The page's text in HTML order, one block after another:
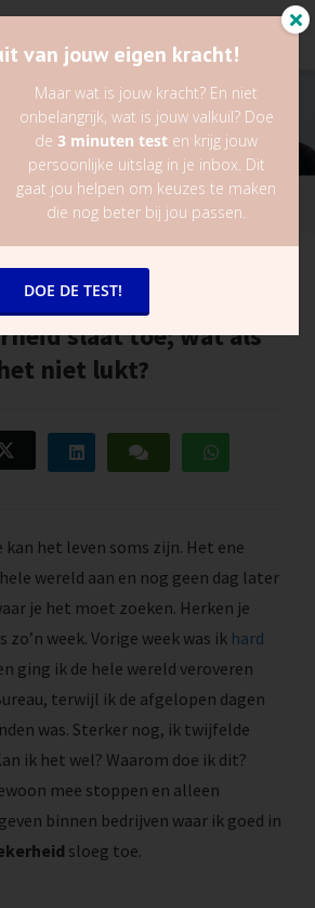
Lieke van der Zanden
december 2022 inGouden tips
slaat toe; wat als
niet lukt?
kan het leven soms zijn. Het ene
wereld aan en nog geen dag later
je het moet zoeken. Herken je
zo’n week. Vorige week was ik hard
ging ik de hele wereld veroveren
terwijl ik de afgelopen dagen
was. Sterker nog, ik twijfelde
ik het wel? Waarom doe ik dit?
mee stoppen en alleen
binnen bedrijven waar ik goed in
sloeg toe.
van jouw eigen kracht!
Maar wat is jouw kracht? En niet
onbelangrijk, wat is jouw valkuil? Doe
de3 minuten test en krijg jouw
persoonlijke uitslag in je inbox. Dit
gaat jou helpen om keuzes te maken
die nog beter bij jou passen.
DOE DE TEST!